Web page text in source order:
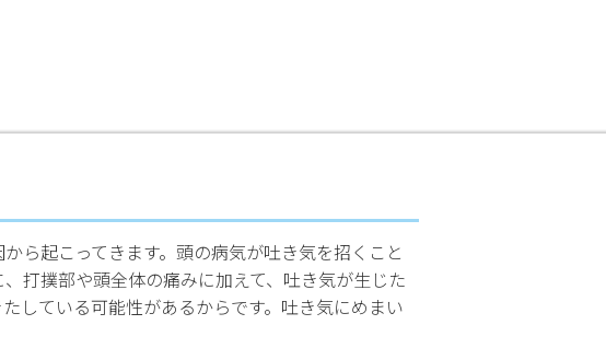
ら起こってきます。頭の病気が吐き気を招くこと
打撲部や頭全体の痛みに加えて、吐き気が生じた
している可能性があるからです。吐き気にめまい